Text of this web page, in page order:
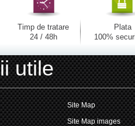
Timp de tratare
24 / 48h
Plata
100%
utile
Site Map
Site Map images